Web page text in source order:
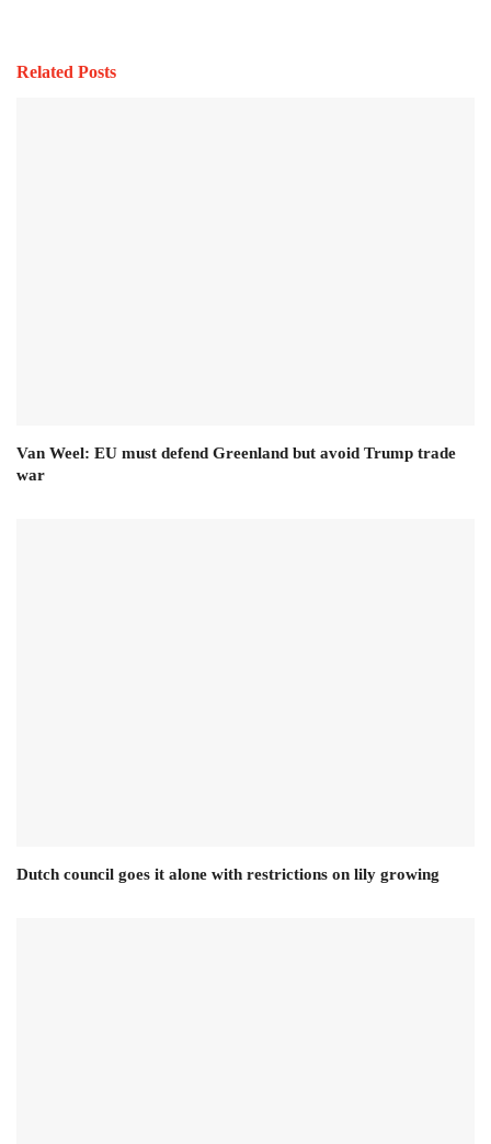
Related Posts
Van Weel: EU must defend Greenland but avoid Trump trade
war
Dutch council goes it alone with restrictions on lily growing